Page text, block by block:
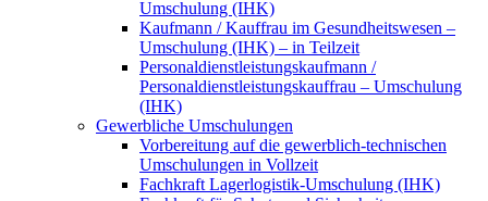
Umschulung (IHK)
Kaufmann / Kauffrau im Gesundheitswesen –
Umschulung (IHK) – in Teilzeit
Personaldienstleistungskaufmann /
Personaldienstleistungskauffrau – Umschulung
(IHK)
Gewerbliche Umschulungen
Vorbereitung auf die gewerblich-technischen
Umschulungen in Vollzeit
Fachkraft Lagerlogistik-Umschulung (IHK)